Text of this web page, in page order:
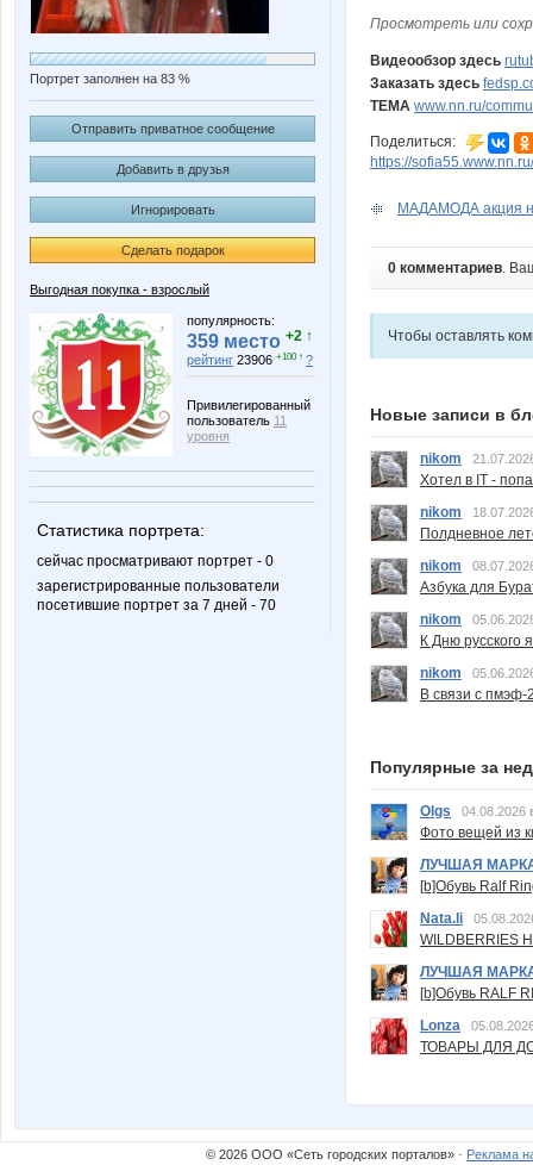
Портрет заполнен на 83 %
Отправить приватное сообщение
Добавить в друзья
Игнорировать
Сделать подарок
Выгодная покупка - взрослый
популярность:
359 место +2 ↑
рейтинг 23906 +100 ↑ ?
Привилегированный
пользователь 11
уровня
Статистика портрета:
сейчас просматривают портрет - 0
зарегистрированные пользователи
посетившие портрет за 7 дней - 70
Просмотреть или
Видеообзор здесь
Заказать здесь
ТЕМА www.nn.ru/
Поделиться:
https://
МАДАМОДА акция
0 комментариев.
Чтобы оставлять
Новые записи в
nikom
Хотел в IT -
nikom
Полдневное
nikom
Азбука для
nikom
К Дню русского
nikom
В связи с пмэф-
Популярные за
Olgs 04.08.2026
Фото вещей из
ЛУЧШАЯ
[b]Обувь Ralf
Nata.li
ЛУЧШАЯ
[b]Обувь RALF
Lonza
ТОВАРЫ ДЛЯ
© 2026 ООО «Сеть городских порталов» · Реклама